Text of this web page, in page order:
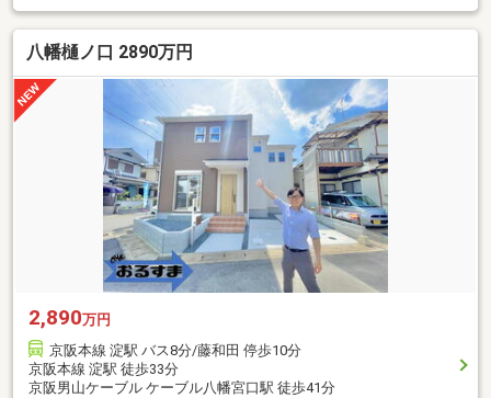
八幡樋ノ口 2890万円
2,890万円
京阪本線 淀駅 バス8分/藤和田 停歩10分
京阪本線 淀駅 徒歩33分
京阪男山ケーブル ケーブル八幡宮口駅 徒歩41分